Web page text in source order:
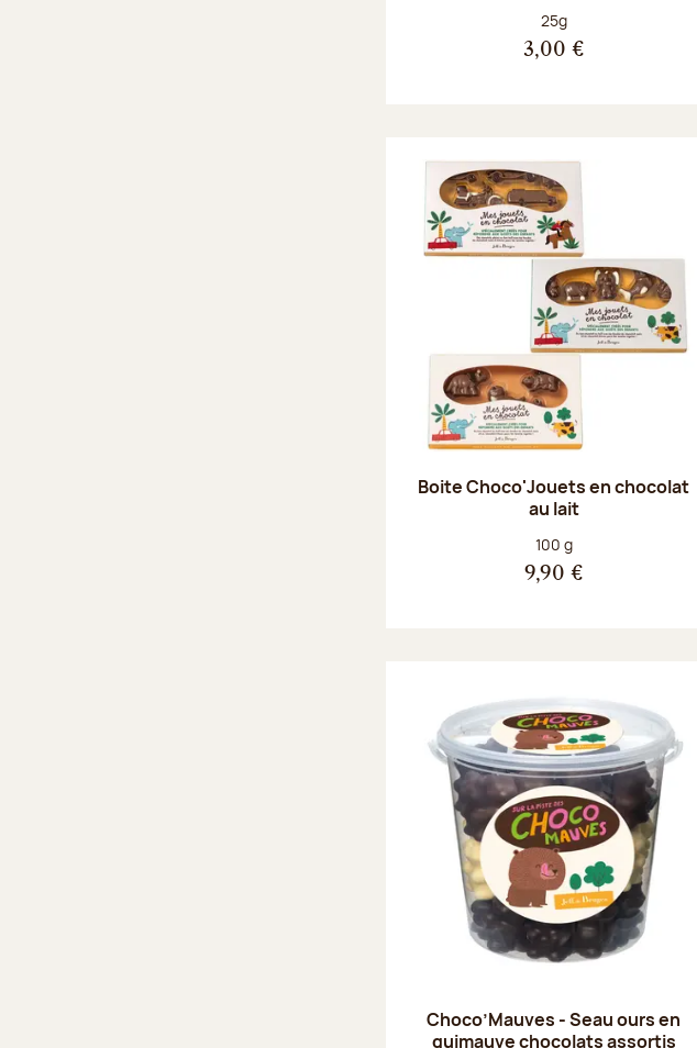
Poids net :
25g
3,00 €
Boite Choco'Jouets en chocolat
au lait
Poids net :
100 g
9,90 €
Choco’Mauves - Seau ours en
guimauve chocolats assortis